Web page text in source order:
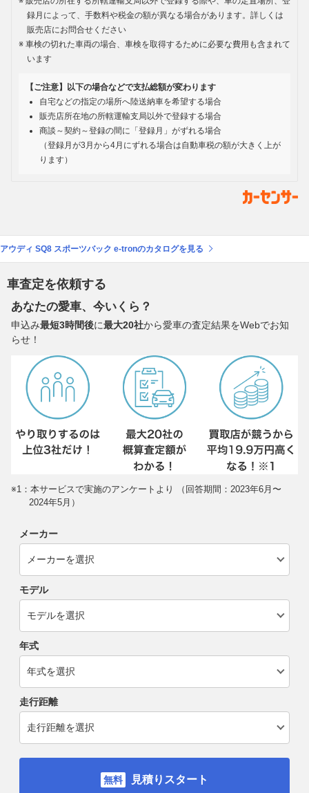
録月によって、手数料や税金の額が異なる場合があります。詳しくは
販売店にお問合せください
車検の切れた車両の場合、車検を取得するために必要な費用も含まれて
います
【ご注意】以下の場合などで支払総額が変わります
自宅などの指定の場所へ陸送納車を希望する場合
販売店所在地の所轄運輸支局以外で登録する場合
商談～契約～登録の間に「登録月」がずれる場合
（登録月が3月から4月にずれる場合は自動車税の額が大きく上が
ります）
アウディ SQ8 スポーツバック e-tronのカタログを見る
車査定を依頼する
あなたの愛車、今いくら？
申込み最短3時間後に最大20社から愛車の査定結果をWebでお知
らせ！
※1：本サービスで実施のアンケートより （回答期間：2023年6月〜
2024年5月）
メーカー
モデル
年式
走行距離
見積りスタート